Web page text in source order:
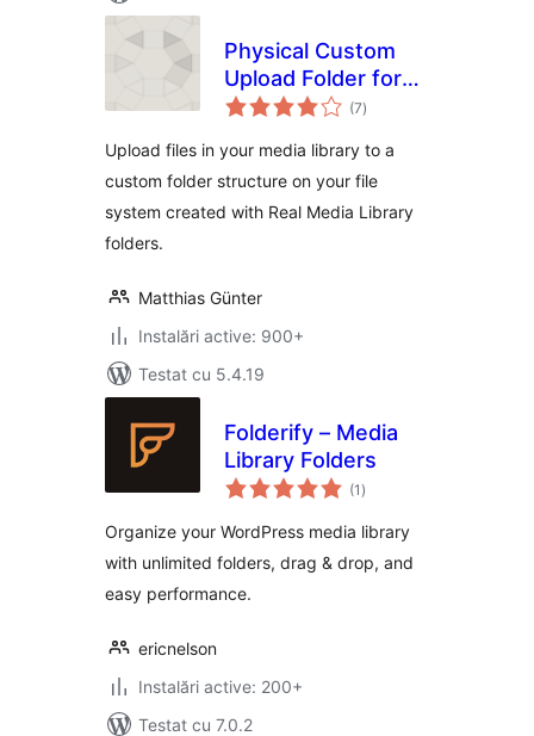
Physical Custom
Upload Folder for
Real Media Library
(7total
aprecieri
)
Upload files in your media library to a
custom folder structure on your file
system created with Real Media Library
folders.
Matthias Günter
Instalări active: 900+
Testat cu 5.4.19
Folderify – Media
Library Folders
(1 total
aprecieri
)
Organize your WordPress media library
with unlimited folders, drag & drop, and
easy performance.
ericnelson
Instalări active: 200+
Testat cu 7.0.2